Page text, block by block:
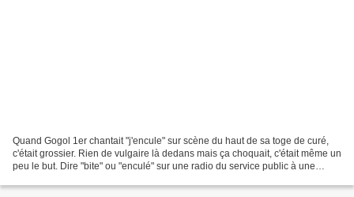
Quand Gogol 1er chantait "j'encule" sur scène du haut de sa toge de curé,
c'était grossier. Rien de vulgaire là dedans mais ça choquait, c'était même un
peu le but. Dire "bite" ou "enculé" sur une radio du service public à une